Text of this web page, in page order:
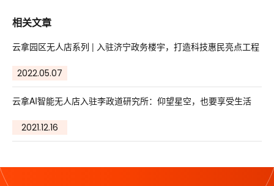
相关文章
云拿园区无人店系列 | 入驻济宁政务楼宇，打造科技惠民亮点工程
2022.05.07
云拿AI智能无人店入驻李政道研究所：仰望星空，也要享受生活
2021.12.16